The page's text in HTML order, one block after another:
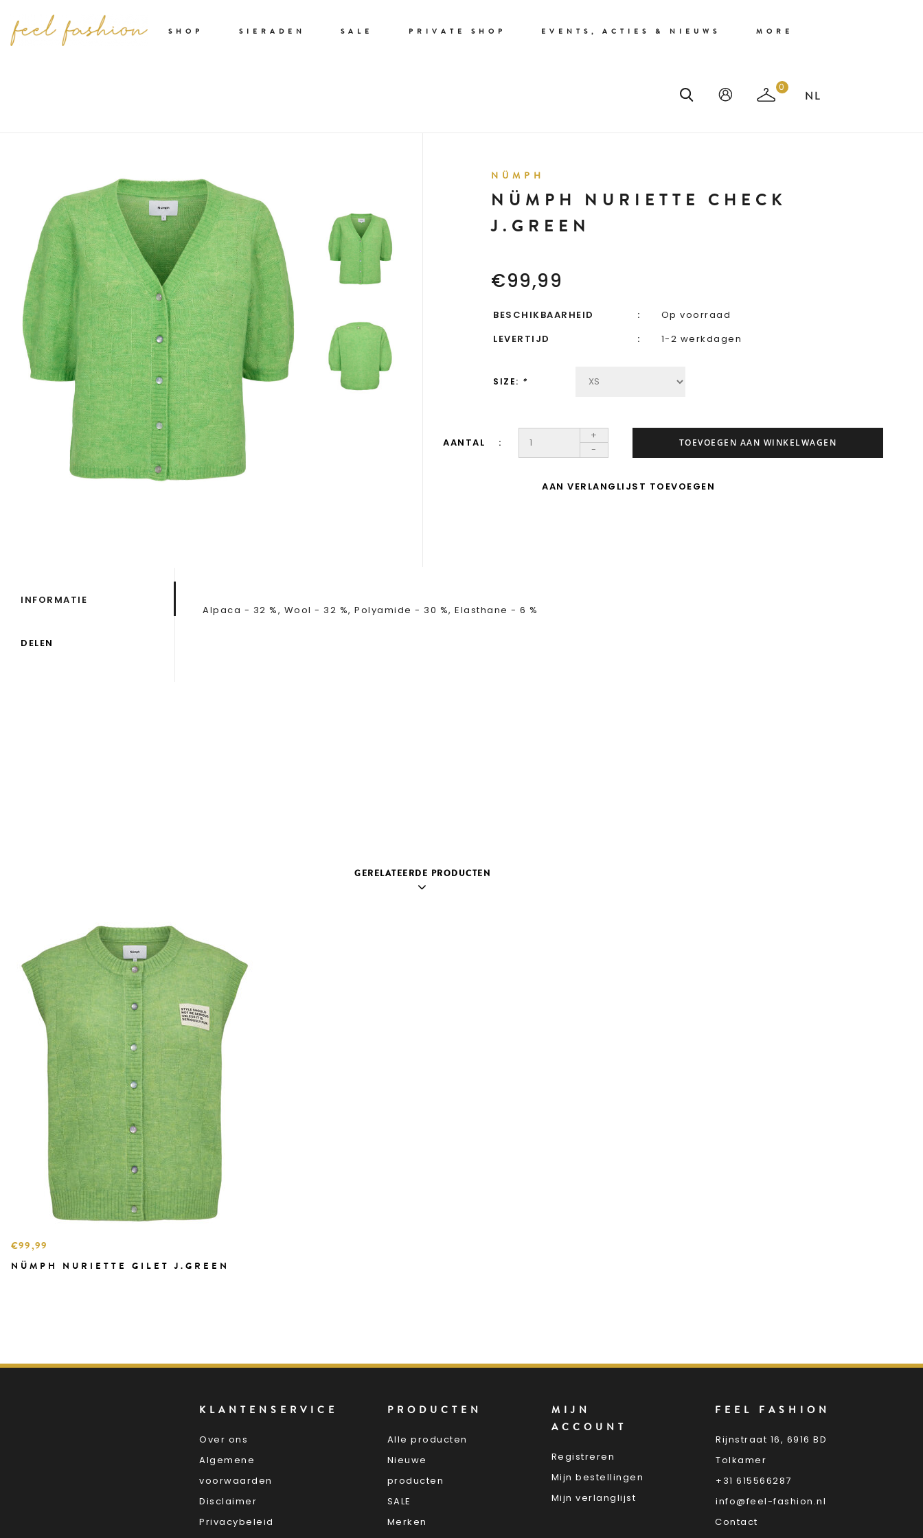
SHOP SIERADEN SALE PRIVATE SHOP EVENTS, ACTIES & NIEUWS MORE
0
NÜMPH
NÜMPH NURIETTE CHECK
J.GREEN
€99,99
BESCHIKBAARHEID
Op voorraad
LEVERTIJD
1-2 werkdagen
SIZE: *
AANTAL
+
-
TOEVOEGEN AAN WINKELWAGEN
AAN VERLANGLIJST TOEVOEGEN
INFORMATIE
DELEN
Alpaca - 32 %, Wool - 32 %, Polyamide - 30 %, Elasthane - 6 %
GERELATEERDE PRODUCTEN
€99,99
NÜMPH NURIETTE GILET J.GREEN
KLANTENSERVICE
Over ons
Algemene
voorwaarden
Disclaimer
Privacybeleid
PRODUCTEN
Alle producten
Nieuwe
producten
SALE
Merken
MIJN
ACCOUNT
Registreren
Mijn bestellingen
Mijn verlanglijst
FEEL FASHION
Rijnstraat 16, 6916 BD
Tolkamer
+31 615566287
info@feel-fashion.nl
Contact